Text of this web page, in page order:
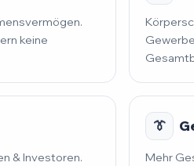
keine
& Investoren.
👔
Mehr